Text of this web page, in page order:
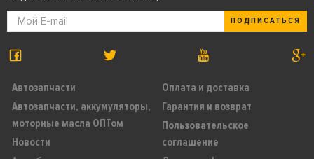
Автозапчасти
Автозапчасти, аккумуляторы,
моторные масла ОПТом
Новости
Оплата и доставка
Гарантия и возврат
Пользовательское
соглашение
ПОДПИСАТЬСЯ